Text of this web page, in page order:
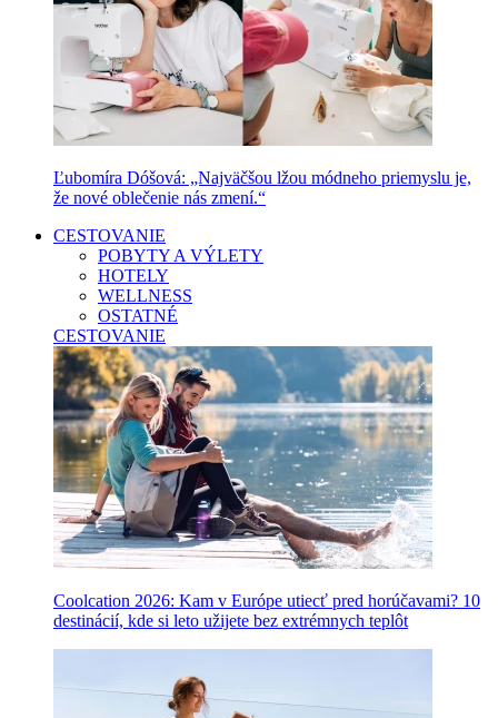
Ľubomíra Dóšová: „Najväčšou lžou módneho priemyslu je,
že nové oblečenie nás zmení.“
CESTOVANIE
POBYTY A VÝLETY
HOTELY
WELLNESS
OSTATNÉ
CESTOVANIE
Coolcation 2026: Kam v Európe utiecť pred horúčavami? 10
destinácií, kde si leto užijete bez extrémnych teplôt